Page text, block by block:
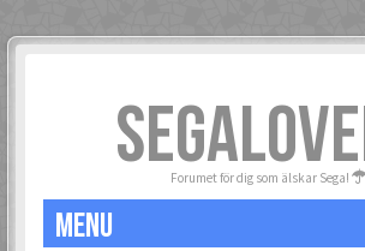
Forumet för dig som älskar Sega!
MENU